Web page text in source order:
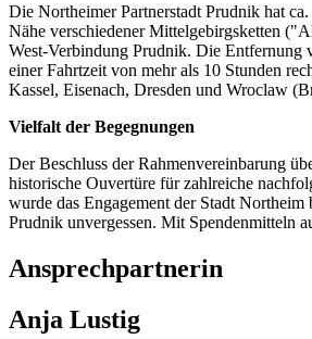
Die Northeimer Partnerstadt Prudnik hat
Nähe verschiedener Mittelgebirgsketten
West-Verbindung Prudnik. Die Entfernung
einer Fahrtzeit von mehr als 10 Stunden
Kassel, Eisenach, Dresden und Wroclaw
Vielfalt der Begegnungen
Der Beschluss der Rahmenvereinbarung
historische Ouvertüre für zahlreiche
wurde das Engagement der Stadt
Prudnik unvergessen. Mit Spendenmitteln
Ansprechpartnerin
Anja Lustig